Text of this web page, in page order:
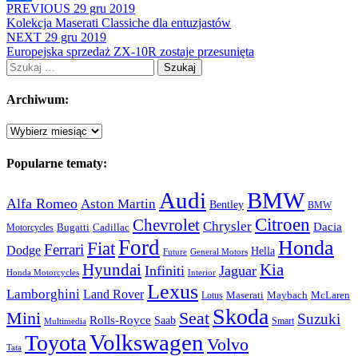
Share
PREVIOUS 29 gru 2019
Kolekcja Maserati Classiche dla entuzjastów
NEXT 29 gru 2019
Europejska sprzedaż ZX-10R zostaje przesunięta
Szukaj:
Archiwum:
Archiwum:
Popularne tematy:
Alfa Romeo Aston Martin Audi Bentley BMW BMW
Motorcycles Bugatti Cadillac Chevrolet Chrysler Citroen Dacia
Dodge Ferrari FiatFord Future General Motors Hella Honda
Honda Motorcycles Hyundai Infiniti Interior Jaguar Kia
Lamborghini Land Rover Lexus Lotus Maserati Maybach McLaren
Mini Multimedia Rolls-Royce Saab Seat Skoda Smart Suzuki
Tata ToyotaVolkswagen Volvo